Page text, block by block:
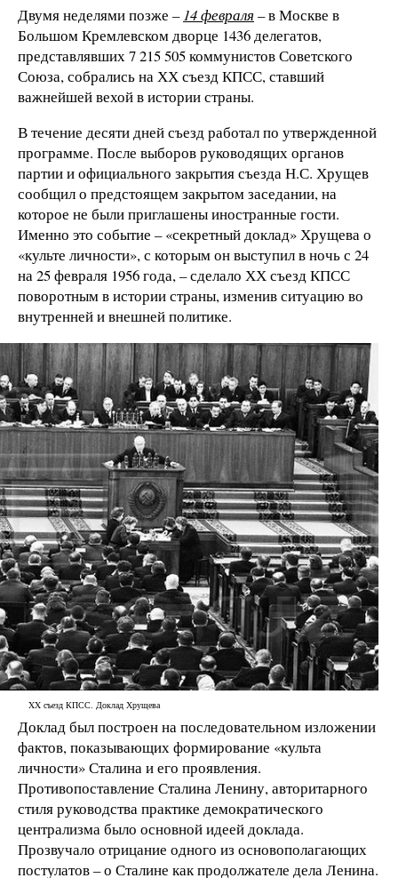
Двумя неделями позже –14 февраля – в Москве в
Большом Кремлевском дворце 1436 делегатов,
представлявших 7 215 505 коммунистов Советского
Союза, собрались на ХХ съезд КПСС, ставший
важнейшей вехой в истории страны.
В течение десяти дней съезд работал по утвержденной
программе. После выборов руководящих органов
партии и официального закрытия съезда Н.С. Хрущев
сообщил о предстоящем закрытом заседании, на
которое не были приглашены иностранные гости.
Именно это событие – «секретный доклад» Хрущева о
«культе личности», с которым он выступил в ночь с 24
на 25 февраля 1956 года, – сделало ХХ съезд КПСС
поворотным в истории страны, изменив ситуацию во
внутренней и внешней политике.
XX съезд КПСС. Доклад Хрущева
Доклад был построен на последовательном изложении
фактов, показывающих формирование «культа
личности» Сталина и его проявления.
Противопоставление Сталина Ленину, авторитарного
стиля руководства практике демократического
централизма было основной идеей доклада.
Прозвучало отрицание одного из основополагающих
постулатов – о Сталине как продолжателе дела Ленина.